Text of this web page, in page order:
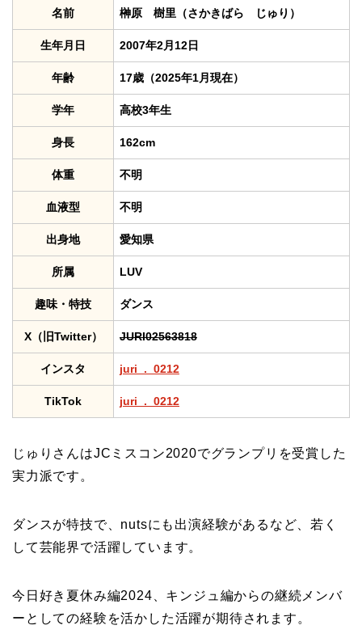
名前 榊原 樹里（さかきばら じゅり）
生年月日 2007年2月12日
年齢 17歳（2025年1月現在）
学年 高校3年生
身長 162cm
体重 不明
血液型 不明
出身地 愛知県
所属 LUV
趣味・特技 ダンス
X（旧Twitter） JURI02563818
インスタ juri_._0212
TikTok juri_._0212
じゅりさんはJCミスコン2020でグランプリを受賞した
実力派です。
ダンスが特技で、nutsにも出演経験があるなど、若く
して芸能界で活躍しています。
今日好き夏休み編2024、キンジュ編からの継続メンバ
ーとしての経験を活かした活躍が期待されます。